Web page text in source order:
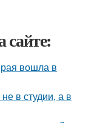
сайте:
вошла в
в студии, а в